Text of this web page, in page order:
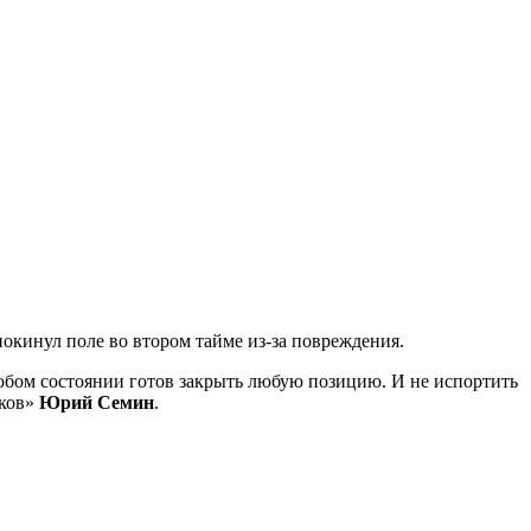
поле во втором тайме из-за повреждения.
состоянии готов закрыть любую позицию. И не испортить
Юрий Семин.